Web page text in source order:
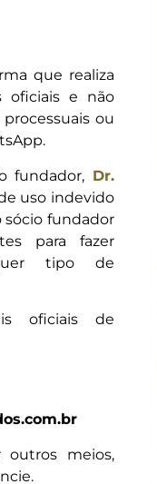
que realiza
oficiais e não
ou
fundador, Dr.
uso indevido
sócio fundador
para fazer
tipo de
oficiais de
outros meios,